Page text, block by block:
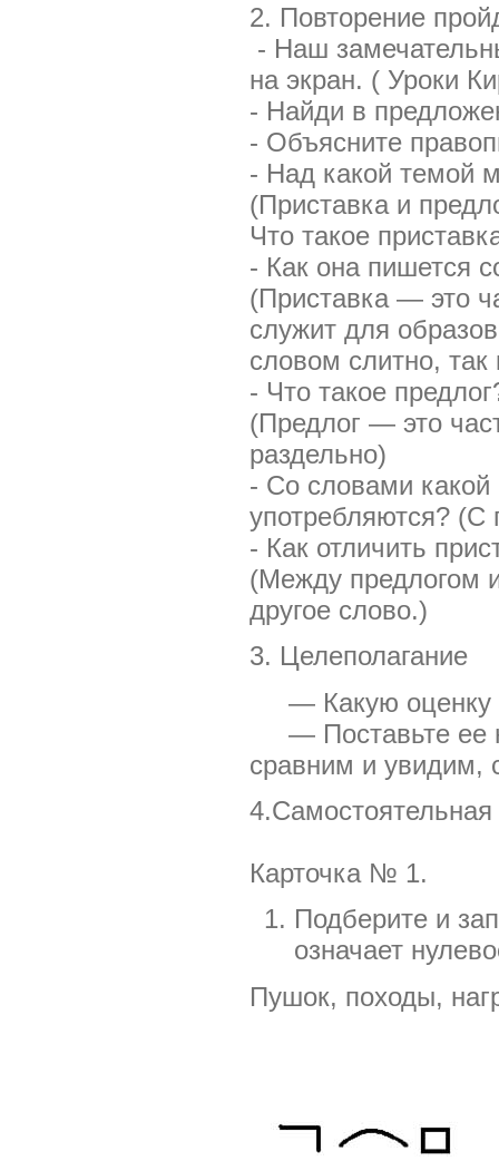
2. Повторение
- Наш
на экран. ( Уроки
- Найди в
- Объясните
- Над какой темой
(Приставка и
Что такое
- Как она пишется
(Приставка — это
служит для
словом слитно, так
- Что такое
(Предлог — это
раздельно)
- Со словами какой
употребляются? (С
- Как отличить
(Между предлогом
другое слово.)
3. Целеполагание
— Какую оценку
— Поставьте ее
сравним и увидим,
4.Самостоятельная
Карточка № 1.
Подберите и
означает
Пушок, походы,